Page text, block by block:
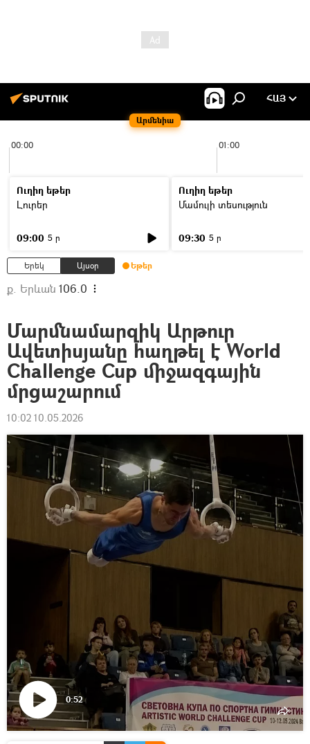
Արմենիա
ՀԱՅ
00:00 01:00
Ուղիղ եթեր
Լուրեր
09:00 5 ր
Ուղիղ եթեր
Մամուլի տեսություն
09:30 5 ր
Երեկ Այսօր Եթեր
ք. Երևան 106.0
Մարմնամարզիկ Արթուր
Ավետիսյանը հաղթել է World
Challenge Cup միջազգային
մրցաշարում
10:02 10.05.2026
0:52